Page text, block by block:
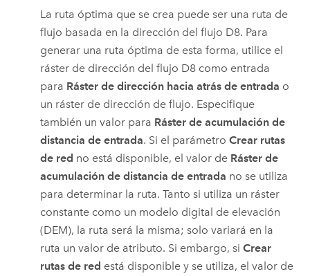
La ruta óptima que se crea puede ser una ruta de
flujo basada en la dirección del flujo D8. Para
generar una ruta óptima de esta forma, utilice el
ráster de dirección del flujo D8 como entrada
para Ráster de dirección hacia atrás de entrada o
un ráster de dirección de flujo. Especifique
también un valor para Ráster de acumulación de
distancia de entrada. Si el parámetroCrear rutas
de red no está disponible, el valor de Ráster de
acumulación de distancia de entrada no se utiliza
para determinar la ruta. Tanto si utiliza un ráster
constante como un modelo digital de elevación
(DEM), la ruta será la misma; solo variará en la
ruta un valor de atributo. Si embargo, siCrear
rutas de red está disponible y se utiliza, el valor de